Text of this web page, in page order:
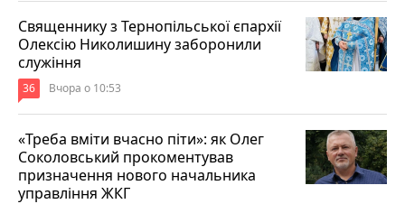
Священнику з Тернопільської єпархії
Олексію Николишину заборонили
служіння
36 Вчора о 10:53
«Треба вміти вчасно піти»: як Олег
Соколовський прокоментував
призначення нового начальника
управління ЖКГ